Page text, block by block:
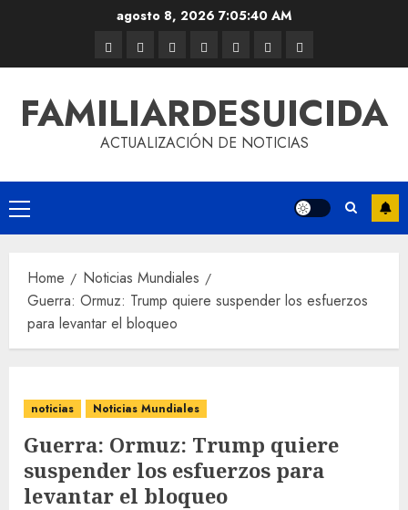
agosto 8, 20267:05:41 AM
FAMILIARDESUICIDA
ACTUALIZACIÓN DE NOTICIAS
Home
Noticias Mundiales
Guerra: Ormuz: Trump quiere suspender los esfuerzos
para levantar el bloqueo
noticias Noticias Mundiales
Guerra: Ormuz: Trump quiere
suspender los esfuerzos para
levantar el bloqueo